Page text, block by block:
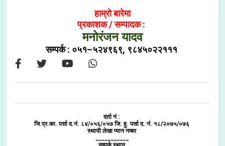
हाम्रो बारेमा
प्रकाशक / सम्पादक :
मनोरंजन यादव
सम्पर्क : ०५१–५२४९६९, ९८४५०२२१११
दर्ता नं :
जि.प्र.का. पर्सा द.नं. ८४/०५६/०५७ जि. हु. पर्सा द. नं. १८/२०७५/०७६
स्थायी लेखा प्यान नम्बर
___________